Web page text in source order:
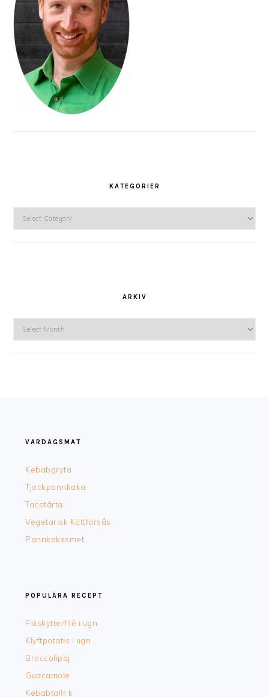
KATEGORIER
Kategorier
ARKIV
Arkiv
VARDAGSMAT
Kebabgryta
Tjockpannkaka
Tacotårta
Vegetarisk Köttfärsås
Pannkakssmet
POPULÄRA RECEPT
Fläskytterfilè i ugn
Klyftpotatis i ugn
Broccolipaj
Guacamole
Kebabtallrik